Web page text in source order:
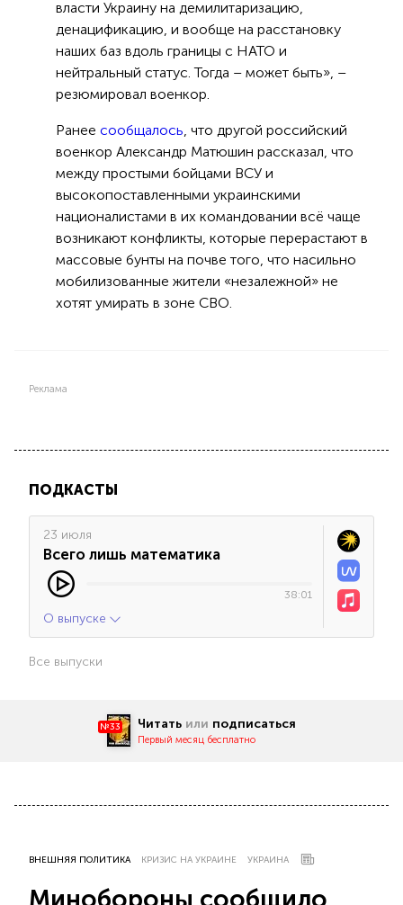
власти Украину на демилитаризацию,
денацификацию, и вообще на расстановку
наших баз вдоль границы с НАТО и
нейтральный статус. Тогда – может быть», –
резюмировал военкор.
Ранее сообщалось , что другой российский
военкор Александр Матюшин рассказал, что
между простыми бойцами ВСУ и
высокопоставленными украинскими
националистами в их командовании всё чаще
возникают конфликты, которые перерастают в
массовые бунты на почве того, что насильно
мобилизованные жители «незалежной» не
хотят умирать в зоне СВО.
Реклама
ПОДКАСТЫ
23 июля
Всего лишь математика
38:01
О выпуске
Все выпуски
№33 Читать или подписаться
Первый месяц бесплатно
ВНЕШНЯЯ ПОЛИТИКА КРИЗИС НА УКРАИНЕ УКРАИНА
Минобороны сообщило